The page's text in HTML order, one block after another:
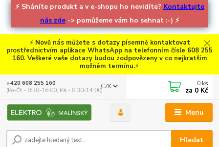
⚡ Sháníte produkt a v e-shopu ho nevidíte? Kontaktujte
nás zde-> pomůžeme vám ho sehnat :-) ⚡
⚡ Nově nás můžete s dotazy písemně kontaktovat
prostřednictvím aplikace WhatsApp na telefonním čísle 608 255
160. Veškeré vaše dotazy budou zodpovězeny v co nejkratším
možném termínu.⚡
Menu
CZK
Hledat
+420 608 255 160
(Po-Čt - 8:30-16:00, Pá - 8:30-14:00)
0 ks
za 0 Kč